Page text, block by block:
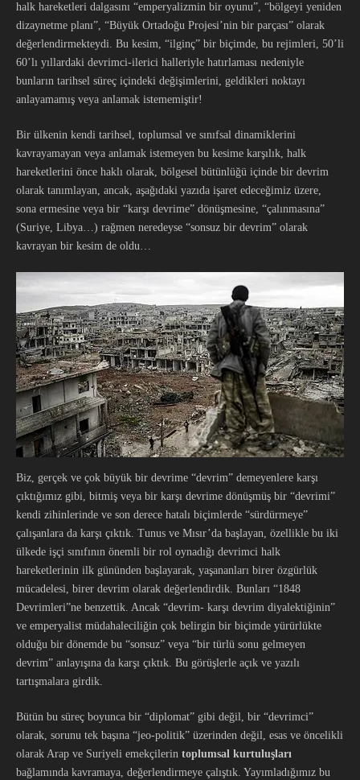
halk hareketleri dalgasını “emperyalizmin bir oyunu”, “bölgeyi yeniden
dizaynetme planı”, “Büyük Ortadoğu Projesi’nin bir parçası” olarak
değerlendirmekteydi. Bu kesim, “ilginç” bir biçimde, bu rejimleri, 50’li
60’lı yıllardaki devrimci-ilerici halleriyle hatırlaması nedeniyle
bunların tarihsel süreç içindeki değişimlerini, geldikleri noktayı
anlayamamış veya anlamak istememiştir!
Bir ülkenin kendi tarihsel, toplumsal ve sınıfsal dinamiklerini
kavrayamayan veya anlamak istemeyen bu kesime karşılık, halk
hareketlerini önce haklı olarak, bölgesel bütünlüğü içinde bir devrim
olarak tanımlayan, ancak, aşağıdaki yazıda işaret edeceğimiz üzere,
sona ermesine veya bir “karşı devrime” dönüşmesine, “çalınmasına”
(Suriye, Libya…) rağmen neredeyse “sonsuz bir devrim” olarak
kavrayan bir kesim de oldu…
Biz, gerçek ve çok büyük bir devrime “devrim” demeyenlere karşı
çıktığımız gibi, bitmiş veya bir karşı devrime dönüşmüş bir “devrimi”
kendi zihinlerinde ve son derece hatalı biçimlerde “sürdürmeye”
çalışanlara da karşı çıktık. Tunus ve Mısır’da başlayan, özellikle bu iki
ülkede işçi sınıfının önemli bir rol oynadığı devrimci halk
hareketlerinin ilk gününden başlayarak, yaşananları birer özgürlük
mücadelesi, birer devrim olarak değerlendirdik. Bunları “1848
Devrimleri”ne benzettik. Ancak “devrim- karşı devrim diyalektiğinin”
ve emperyalist müdahaleciliğin çok belirgin bir biçimde yürürlükte
olduğu bir dönemde bu “sonsuz” veya “bir türlü sonu gelmeyen
devrim” anlayışına da karşı çıktık. Bu görüşlerle açık ve yazılı
tartışmalara girdik.
Bütün bu süreç boyunca bir “diplomat” gibi değil, bir “devrimci”
olarak, sorunu tek başına “jeo-politik” üzerinden değil, esas ve öncelikli
olarak Arap ve Suriyeli emekçilerin toplumsal kurtuluşları
bağlamında kavramaya, değerlendirmeye çalıştık. Yayımladığımız bu